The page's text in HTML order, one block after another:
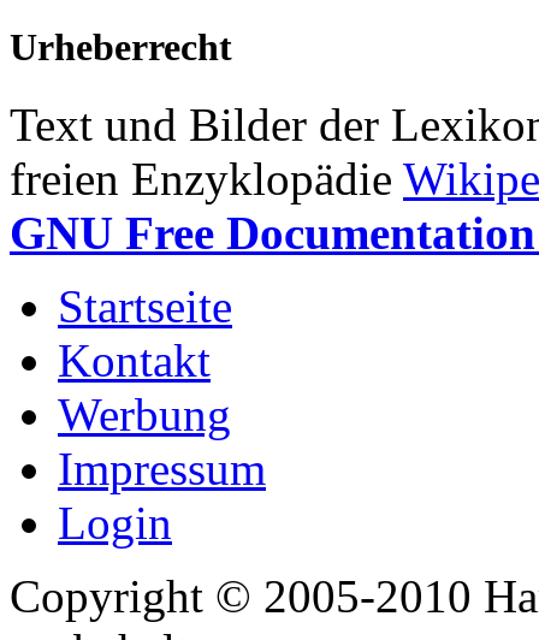
Urheberrecht
Text und Bilder der
freien Enzyklopädie
GNU Free
Startseite
Kontakt
Werbung
Impressum
Login
Copyright © 2005-2010